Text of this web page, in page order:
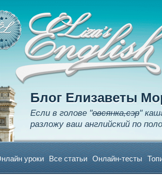
Блог Елизаветы
Если в голове "овсянка,сэр"
разложу ваш английский по
Learn
Apply
уроки Все статьи Онлайн-тесты